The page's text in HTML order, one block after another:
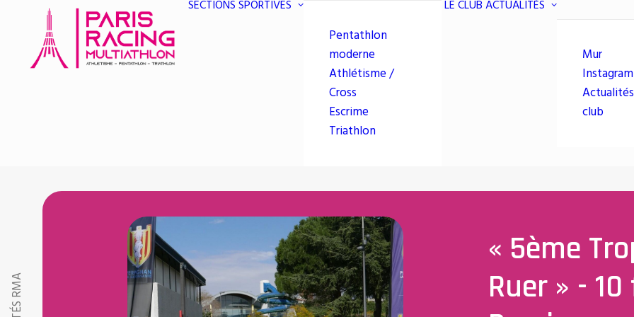
SECTIONS SPORTIVES
Pentathlon
moderne
Athlétisme /
Cross
Escrime
Triathlon
LE CLUBACTUALITÉS
Mur
Instagram
club
« 5ème
Ruer » -